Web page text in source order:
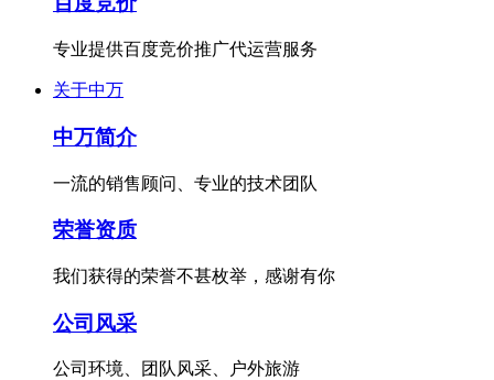
专业提供百度竞价推广代运营服务
关于中万
中万简介
一流的销售顾问、专业的技术团队
荣誉资质
我们获得的荣誉不甚枚举，感谢有你
公司风采
公司环境、团队风采、户外旅游